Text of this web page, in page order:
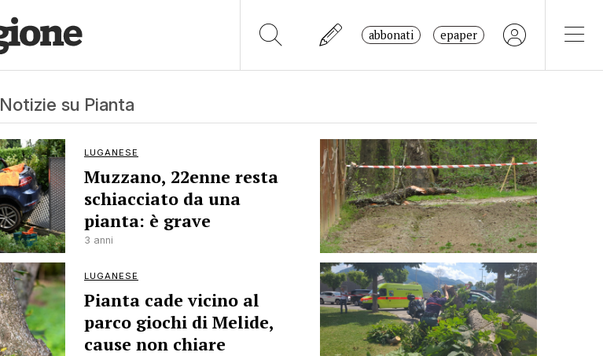
abbonati epaper
Notizie su Pianta
LUGANESE
Muzzano, 22enne resta
schiacciato da una
pianta: è grave
3 anni
LUGANESE
Pianta cade vicino al
parco giochi di Melide,
cause non chiare